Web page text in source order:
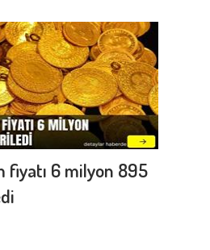
fiyatı 6 milyon 895